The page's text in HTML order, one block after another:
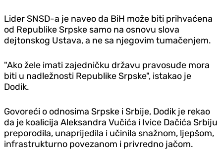
Lider SNSD-a je naveo da BiH može biti prihvaćena
od Republike Srpske samo na osnovu slova
dejtonskog Ustava, a ne sa njegovim tumačenjem.
"Ako žele imati zajedničku državu pravosuđe mora
biti u nadležnosti Republike Srpske", istakao je
Dodik.
Govoreći o odnosima Srpske i Srbije, Dodik je rekao
da je koalicija Aleksandra Vučića i Ivice Dačića Srbiju
preporodila, unaprijedila i učinila snažnom, ljepšom,
infrastrukturno povezanom i privredno jačom.